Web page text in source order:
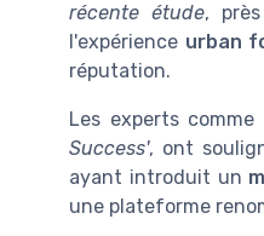
récente étude,
l'expérience urban
réputation.
Les experts
Success', ont
ayant introduit un
une plateforme